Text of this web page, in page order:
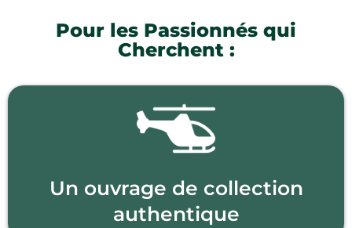
Pour les Passionnés qui
Cherchent :
Un ouvrage de collection
authentique